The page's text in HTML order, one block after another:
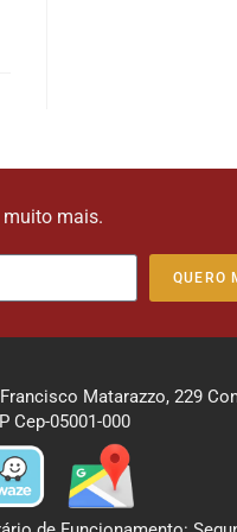
muito mais.
QUERO
Matarazzo, 229
Cep-05001-000